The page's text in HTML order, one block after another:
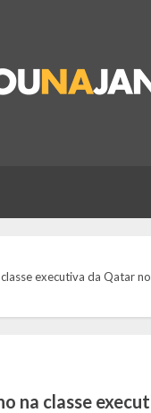
executiva da Qatar
na classe